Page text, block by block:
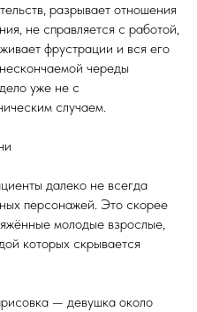
разрывает отношения
не справляется с работой,
фрустрации и вся его
череды
уже не с
случаем.
далеко не всегда
персонажей. Это скорее
молодые взрослые,
которых скрывается
— девушка около